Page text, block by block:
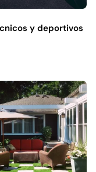
y deportivos